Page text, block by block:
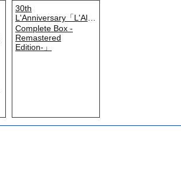
30th
L'Anniversary「L'Album
Complete Box -
Remastered
Edition-」